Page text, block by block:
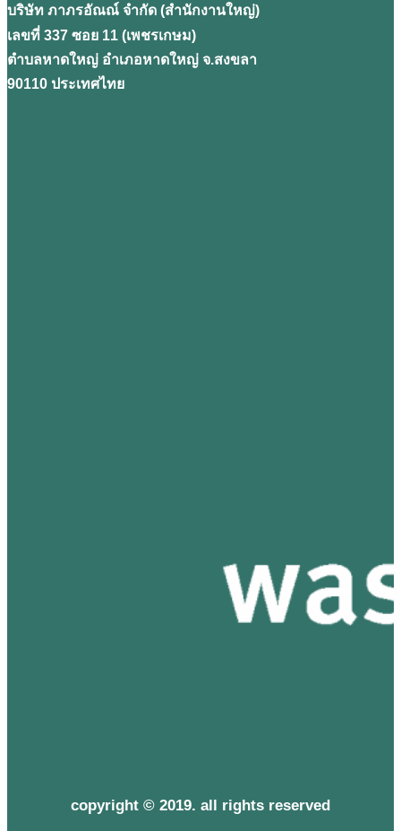
บริษัท ภาภรอัณณ์ จํากัด (สํานักงานใหญ่)
เลขที่ 337 ซอย 11 (เพชรเกษม)
ตำบลหาดใหญ่ อำเภอหาดใหญ่ จ.สงขลา
90110 ประเทศไทย
copyright © 2019. all rights reserved